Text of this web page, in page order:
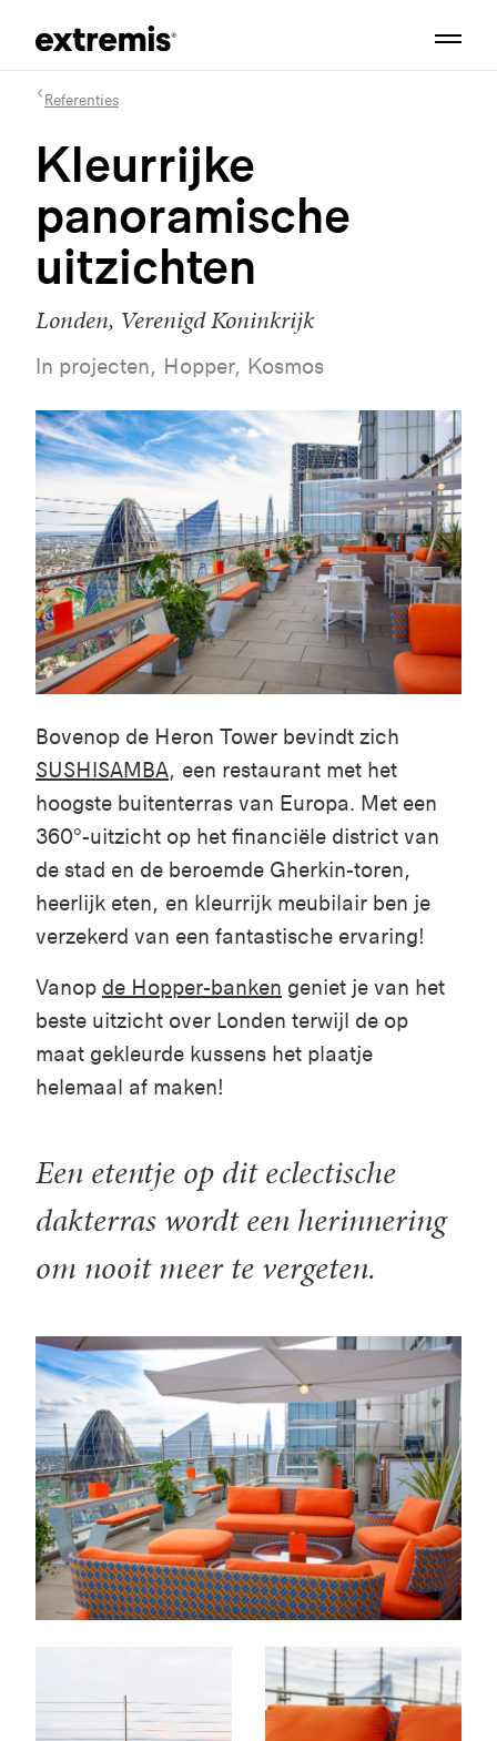
Referenties
Kleurrijke
panoramische
uitzichten
Londen, Verenigd Koninkrijk
In projecten, Hopper, Kosmos
Bovenop de Heron Tower bevindt zich
SUSHISAMBA, een restaurant met het
hoogste buitenterras van Europa. Met een
360°-uitzicht op het financiële district van
de stad en de beroemde Gherkin-toren,
heerlijk eten, en kleurrijk meubilair ben je
verzekerd van een fantastische ervaring!
Vanop de Hopper-banken geniet je van het
beste uitzicht over Londen terwijl de op
maat gekleurde kussens het plaatje
helemaal af maken!
Een etentje op dit eclectische
dakterras wordt een herinnering
om nooit meer te vergeten.